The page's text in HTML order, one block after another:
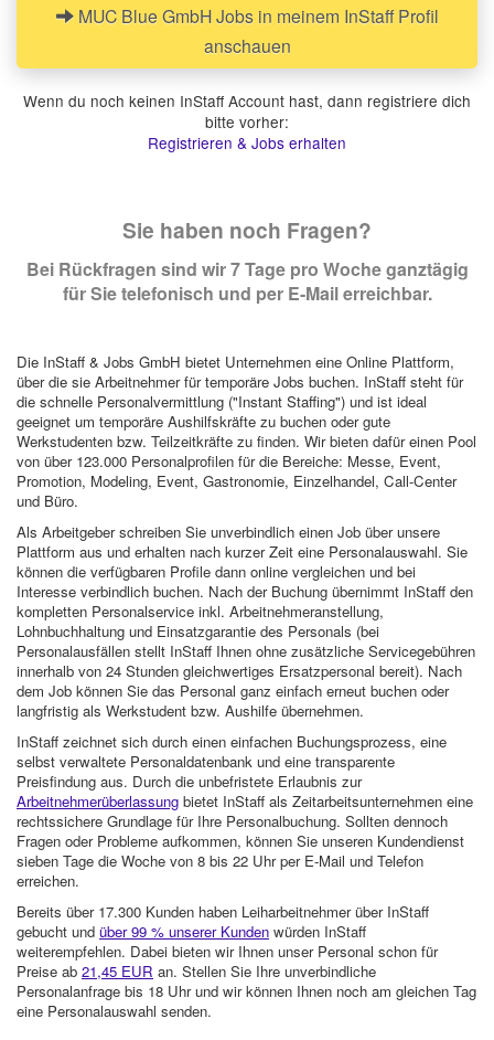
MUC Blue GmbH Jobs in meinem InStaff Profil
anschauen
Wenn du noch keinen InStaff Account hast, dann registriere dich
bitte vorher:
Registrieren & Jobs erhalten
Sie haben noch Fragen?
Bei Rückfragen sind wir 7 Tage pro Woche ganztägig
für Sie telefonisch und per E-Mail erreichbar.
Die InStaff & Jobs GmbH bietet Unternehmen eine Online Plattform,
über die sie Arbeitnehmer für temporäre Jobs buchen. InStaff steht für
die schnelle Personalvermittlung ("Instant Staffing") und ist ideal
geeignet um temporäre Aushilfskräfte zu buchen oder gute
Werkstudenten bzw. Teilzeitkräfte zu finden. Wir bieten dafür einen Pool
von über 123.000 Personalprofilen für die Bereiche: Messe, Event,
Promotion, Modeling, Event, Gastronomie, Einzelhandel, Call-Center
und Büro.
Als Arbeitgeber schreiben Sie unverbindlich einen Job über unsere
Plattform aus und erhalten nach kurzer Zeit eine Personalauswahl. Sie
können die verfügbaren Profile dann online vergleichen und bei
Interesse verbindlich buchen. Nach der Buchung übernimmt InStaff den
kompletten Personalservice inkl. Arbeitnehmeranstellung,
Lohnbuchhaltung und Einsatzgarantie des Personals (bei
Personalausfällen stellt InStaff Ihnen ohne zusätzliche Servicegebühren
innerhalb von 24 Stunden gleichwertiges Ersatzpersonal bereit). Nach
dem Job können Sie das Personal ganz einfach erneut buchen oder
langfristig als Werkstudent bzw. Aushilfe übernehmen.
InStaff zeichnet sich durch einen einfachen Buchungsprozess, eine
selbst verwaltete Personaldatenbank und eine transparente
Preisfindung aus. Durch die unbefristete Erlaubnis zur
Arbeitnehmerüberlassung bietet InStaff als Zeitarbeitsunternehmen eine
rechtssichere Grundlage für Ihre Personalbuchung. Sollten dennoch
Fragen oder Probleme aufkommen, können Sie unseren Kundendienst
sieben Tage die Woche von 8 bis 22 Uhr per E-Mail und Telefon
erreichen.
Bereits über 17.300 Kunden haben Leiharbeitnehmer über InStaff
gebucht und über 99 % unserer Kunden würden InStaff
weiterempfehlen. Dabei bieten wir Ihnen unser Personal schon für
Preise ab 21,45 EUR an. Stellen Sie Ihre unverbindliche
Personalanfrage bis 18 Uhr und wir können Ihnen noch am gleichen Tag
eine Personalauswahl senden.